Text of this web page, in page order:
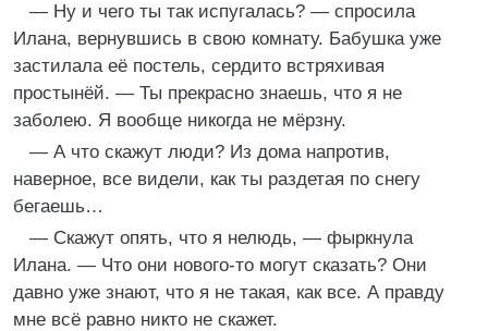
— Ну и чего ты так испугалась? — спросила
Илана, вернувшись в свою комнату. Бабушка уже
застилала её постель, сердито встряхивая
простынёй. — Ты прекрасно знаешь, что я не
заболею. Я вообще никогда не мёрзну.
— А что скажут люди? Из дома напротив,
наверное, все видели, как ты раздетая по снегу
бегаешь…
— Скажут опять, что я нелюдь, — фыркнула
Илана. — Что они нового-то могут сказать? Они
давно уже знают, что я не такая, как все. А правду
мне всё равно никто не скажет.